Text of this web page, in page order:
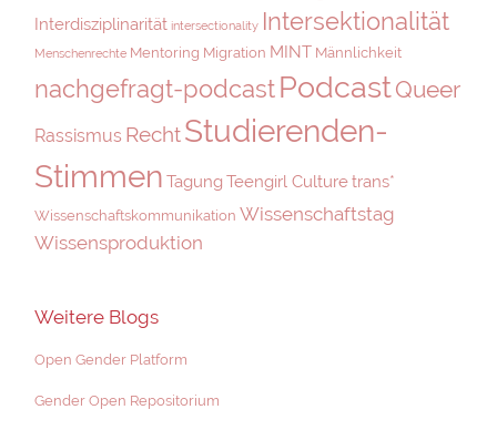
Interdisziplinarität intersectionality Intersektionalität
Menschenrechte Mentoring Migration MINT Männlichkeit
nachgefragt-podcastPodcastQueer
Rassismus RechtStudierenden-
Stimmen Tagung Teengirl Culturetrans*
Wissenschaftskommunikation Wissenschaftstag
Wissensproduktion
Weitere Blogs
Open Gender Platform
Gender Open Repositorium